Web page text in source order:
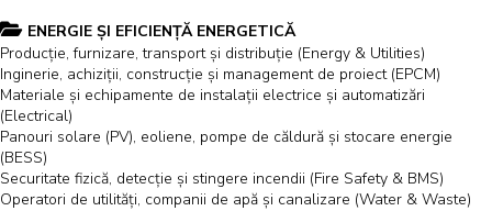
ENERGIE ȘI EFICIENȚĂ ENERGETICĂ
Producție, furnizare, transport și distribuție (Energy & Utilities)
Inginerie, achiziții, construcție și management de proiect (EPCM)
Materiale și echipamente de instalații electrice și automatizări
(Electrical)
Panouri solare (PV), eoliene, pompe de căldură și stocare energie
(BESS)
Securitate fizică, detecție și stingere incendii (Fire Safety & BMS)
Operatori de utilități, companii de apă și canalizare (Water & Waste)